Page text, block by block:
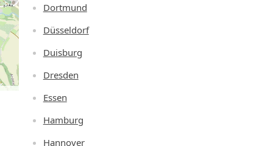
Dortmund
Düsseldorf
Duisburg
Dresden
Essen
Hamburg
Hannover